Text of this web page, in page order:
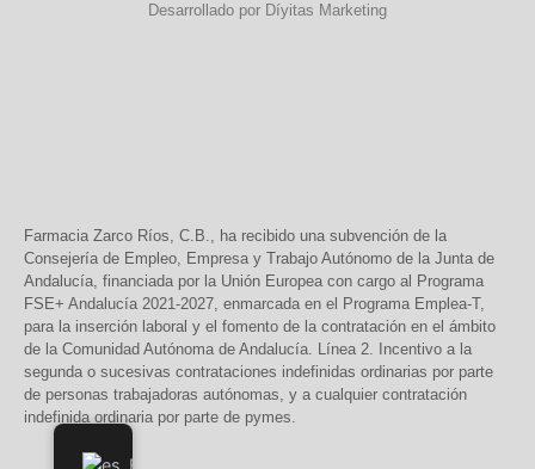
Desarrollado por Díyitas Marketing
Farmacia Zarco Ríos, C.B., ha recibido una subvención de la
Consejería de Empleo, Empresa y Trabajo Autónomo de la Junta de
Andalucía, financiada por la Unión Europea con cargo al Programa
FSE+ Andalucía 2021-2027, enmarcada en el Programa Emplea-T,
para la inserción laboral y el fomento de la contratación en el ámbito
de la Comunidad Autónoma de Andalucía. Línea 2. Incentivo a la
segunda o sucesivas contrataciones indefinidas ordinarias por parte
de personas trabajadoras autónomas, y a cualquier contratación
indefinida ordinaria por parte de pymes.